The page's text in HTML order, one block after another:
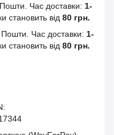
Час доставки: 1-
становить від 80 грн.
Час доставки: 1-
становить від 80 грн.